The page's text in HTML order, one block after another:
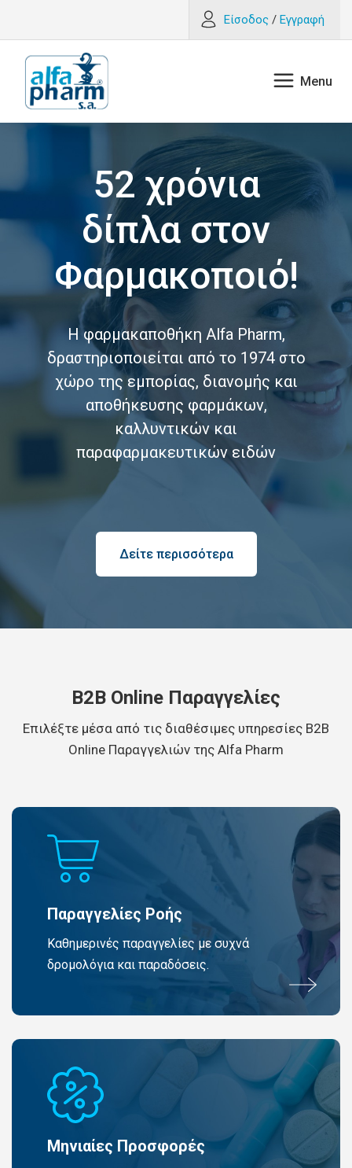
Είσοδος / Εγγραφή
52 χρόνια
δίπλα στον
Φαρμακοποιό!
Η φαρμακαποθήκη Alfa Pharm,
δραστηριοποιείται από το 1974 στο
χώρο της εμπορίας, διανομής και
αποθήκευσης φαρμάκων,
καλλυντικών και
παραφαρμακευτικών ειδών
Δείτε περισσότερα
B2B Online Παραγγελίες
Eπιλέξτε μέσα από τις διαθέσιμες υπηρεσίες B2B
Online Παραγγελιών της Alfa Pharm
Παραγγελίες Ροής
Καθημερινές παραγγελίες με συχνά
δρομολόγια και παραδόσεις.
Μηνιαίες Προσφορές